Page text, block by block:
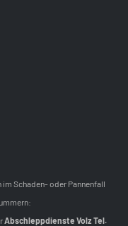
Schaden- oder Pannenfall
Abschleppdienste Volz Tel.